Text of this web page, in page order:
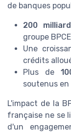
de banques
200
groupe
Une
crédits
Plus de
soutenus en
L'impact de la
française ne se
d'un